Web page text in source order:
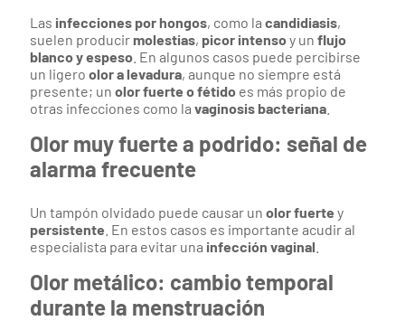
Las infecciones por hongos, como la candidiasis,
suelen producirmolestias, picor intensoy un flujo
blanco y espeso . En algunos casos puede percibirse
un ligero olor a levadura, aunque no siempre está
presente; un olor fuerte o fétido es más propio de
otras infecciones como la vaginosis bacteriana
Olor muy fuerte a podrido: señal de
alarma frecuente
Un tampón olvidado puede causar un olor fuerte y
persistente . En estos casos es importante acudir al
especialista para evitar una infección vaginal
Olor metálico: cambio temporal
durante la menstruación